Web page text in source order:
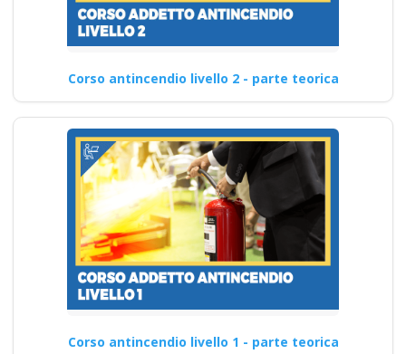
Corso antincendio livello 2 - parte teorica
Corso antincendio livello 1 - parte teorica